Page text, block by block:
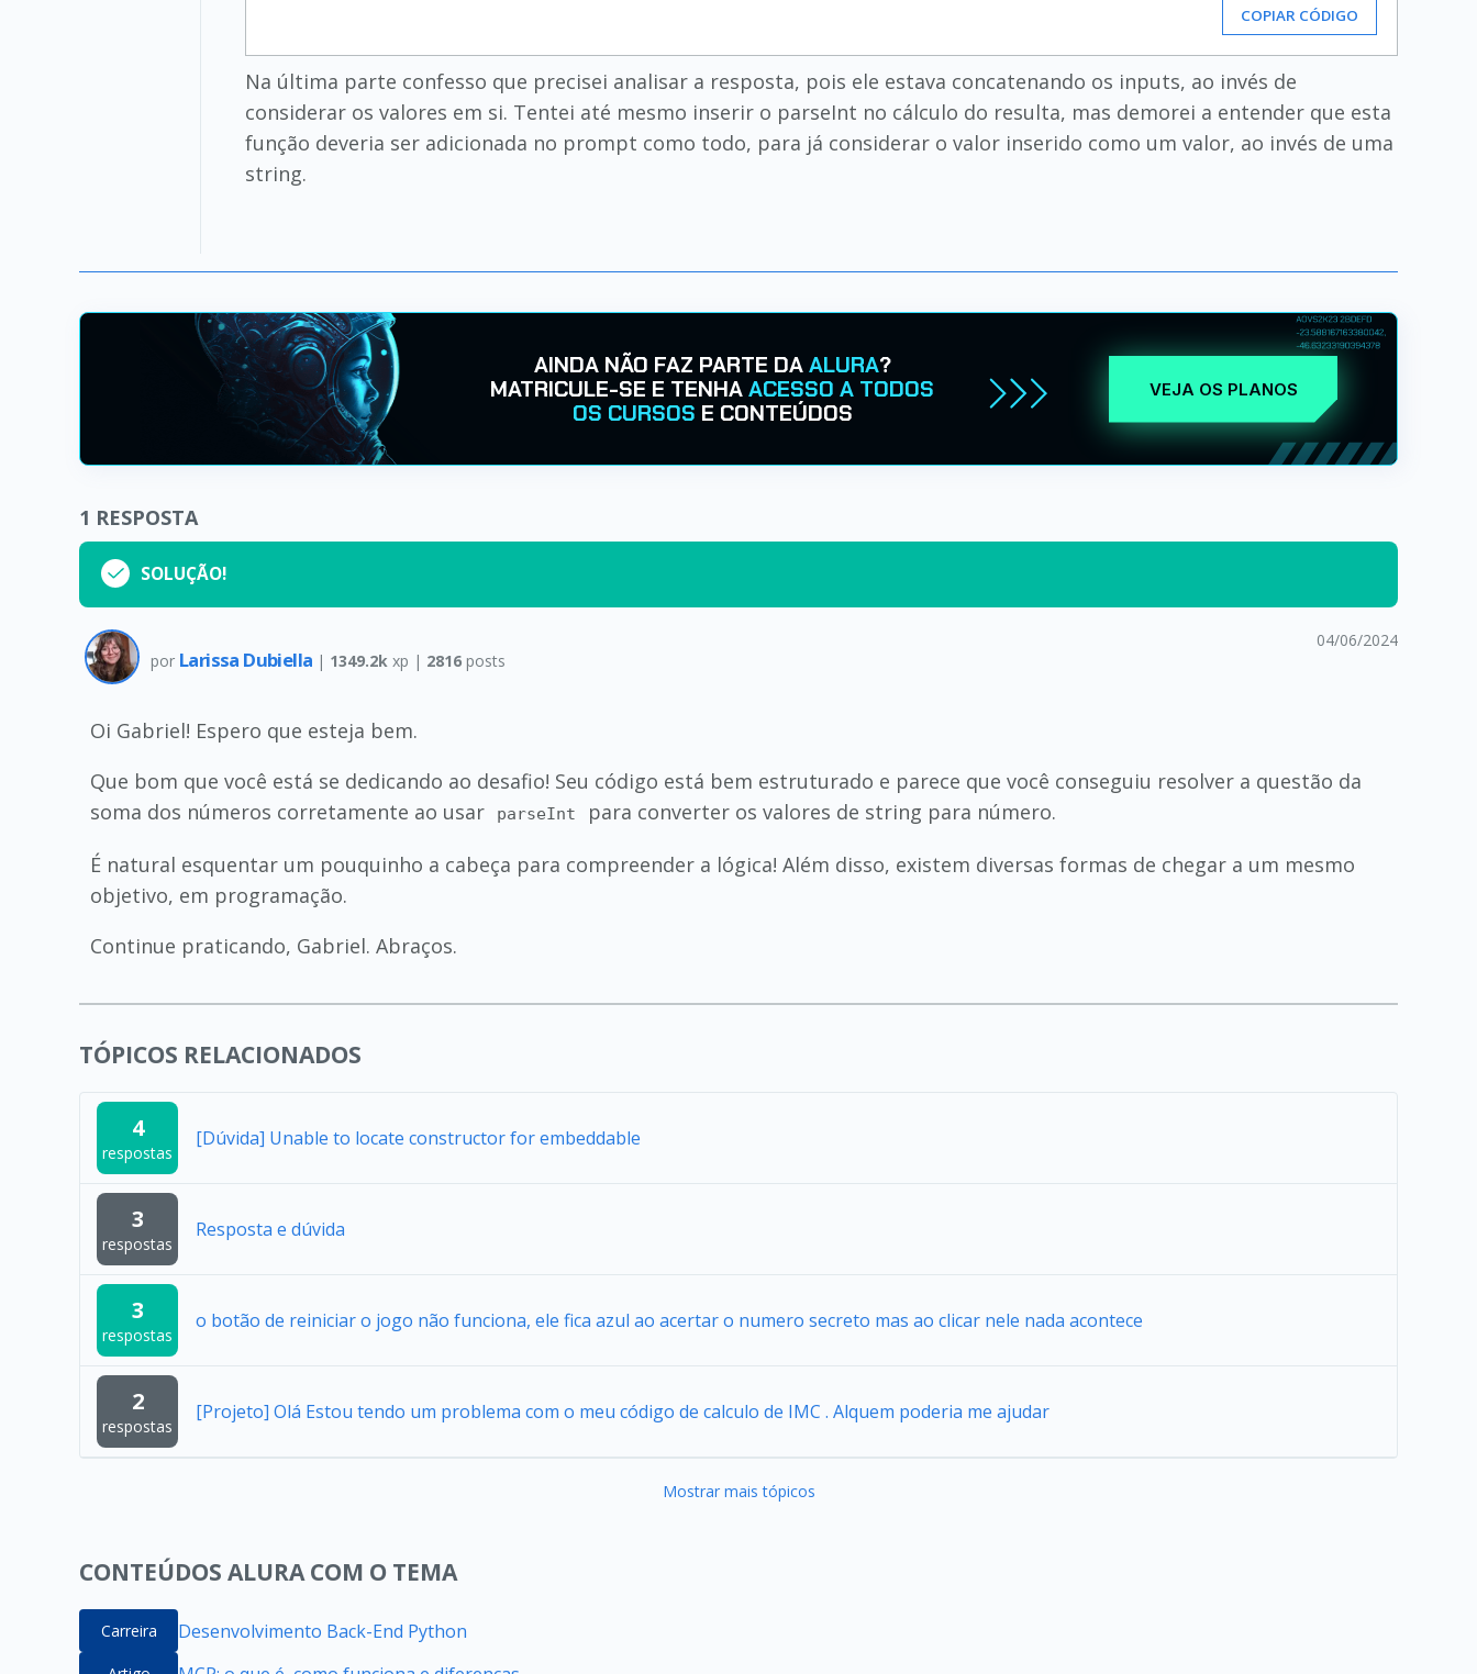
COPIAR CÓDIGO
Na última parte confesso que precisei analisar a resposta, pois ele estava concatenando os inputs, ao invés de
considerar os valores em si. Tentei até mesmo inserir o parseInt no cálculo do resulta, mas demorei a entender que esta
função deveria ser adicionada no prompt como todo, para já considerar o valor inserido como um valor, ao invés de uma
string.
AINDA NÃO FAZ PARTE DAALURA?
MATRICULE-SE E TENHAACESSO A TODOS
OS CURSOS E CONTEÚDOS
VEJA OS PLANOS
1 RESPOSTA
SOLUÇÃO!
por Larissa Dubiella | 1349.2k xp | 2816posts
04/06/2024
Oi Gabriel! Espero que esteja bem.
Que bom que você está se dedicando ao desafio! Seu código está bem estruturado e parece que você conseguiu resolver a questão da
soma dos números corretamente ao usar
parseInt
para converter os valores de string para número.
É natural esquentar um pouquinho a cabeça para compreender a lógica! Além disso, existem diversas formas de chegar a um mesmo
objetivo, em programação.
Continue praticando, Gabriel. Abraços.
TÓPICOS RELACIONADOS
4
respostas
[Dúvida] Unable to locate constructor for embeddable
3
respostas
Resposta e dúvida
3
respostas
o botão de reiniciar o jogo não funciona, ele fica azul ao acertar o numero secreto mas ao clicar nele nada acontece
2
respostas
[Projeto] Olá Estou tendo um problema com o meu código de calculo de IMC . Alquem poderia me ajudar
Mostrar mais tópicos
CONTEÚDOS ALURA COM O TEMA
Carreira Desenvolvimento Back-End Python